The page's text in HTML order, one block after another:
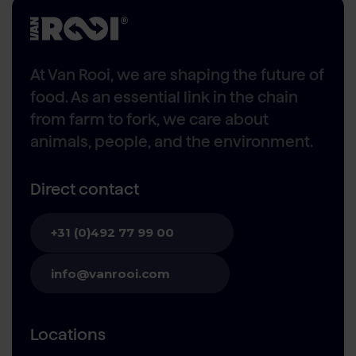
At Van Rooi, we are shaping the future of
food. As an essential link in the chain
from farm to fork, we care about
animals, people, and the environment.
Direct contact
+31 (0)492 77 99 00
info@vanrooi.com
Locations